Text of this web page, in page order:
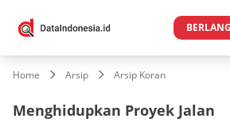
Home Arsip Arsip Koran
Menghidupkan Proyek Jalan